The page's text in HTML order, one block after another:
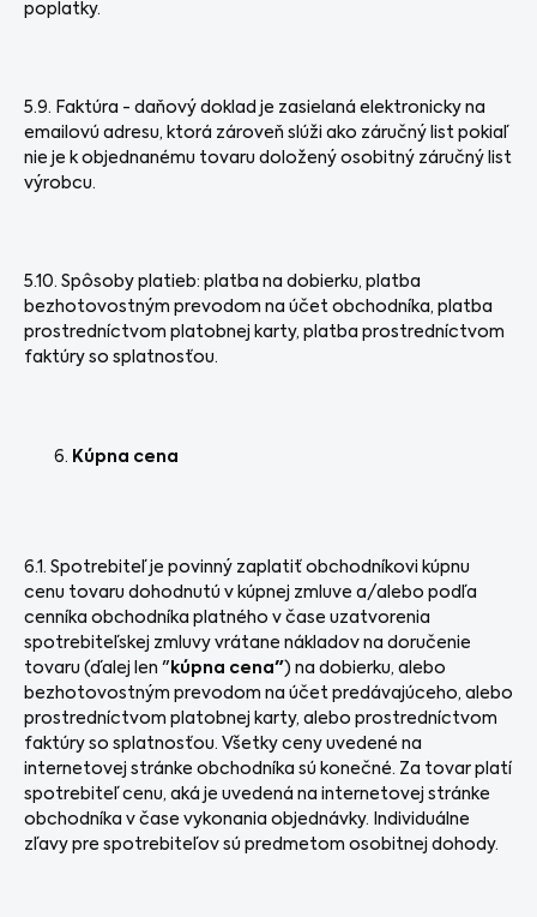
poplatky.
5.9. Faktúra - daňový doklad je zasielaná elektronicky na
emailovú adresu, ktorá zároveň slúži ako záručný list pokiaľ
nie je k objednanému tovaru doložený osobitný záručný list
výrobcu.
5.10. Spôsoby platieb: platba na dobierku, platba
bezhotovostným prevodom na účet obchodníka, platba
prostredníctvom platobnej karty, platba prostredníctvom
faktúry so splatnosťou.
Kúpna cena
6.1. Spotrebiteľ je povinný zaplatiť obchodníkovi kúpnu
cenu tovaru dohodnutú v kúpnej zmluve a/alebo podľa
cenníka obchodníka platného v čase uzatvorenia
spotrebiteľskej zmluvy vrátane nákladov na doručenie
tovaru (ďalej len " kúpna cena" ) na dobierku, alebo
bezhotovostným prevodom na účet predávajúceho, alebo
prostredníctvom platobnej karty, alebo prostredníctvom
faktúry so splatnosťou. Všetky ceny uvedené na
internetovej stránke obchodníka sú konečné. Za tovar platí
spotrebiteľ cenu, aká je uvedená na internetovej stránke
obchodníka v čase vykonania objednávky. Individuálne
zľavy pre spotrebiteľov sú predmetom osobitnej dohody.